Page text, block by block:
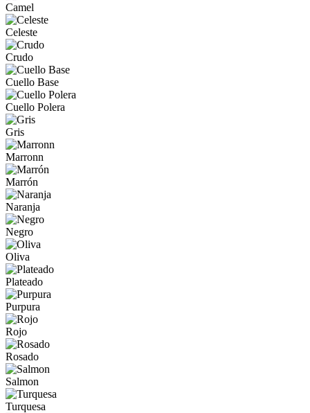
Camel
Celeste
Crudo
Cuello Base
Cuello Polera
Gris
Marronn
Marrón
Naranja
Negro
Oliva
Plateado
Purpura
Rojo
Rosado
Salmon
Turquesa